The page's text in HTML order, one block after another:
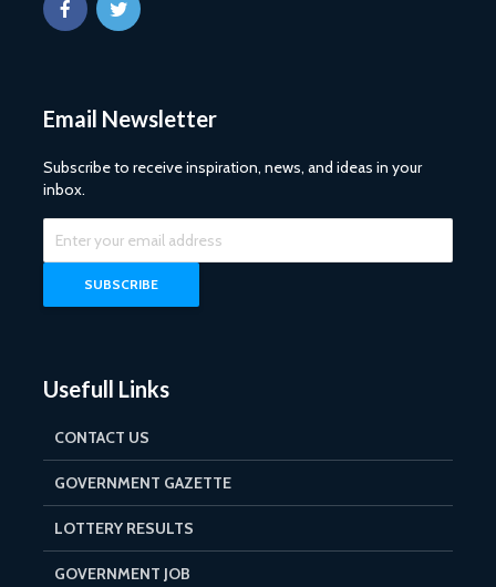
Email Newsletter
Subscribe to receive inspiration, news, and ideas in your
inbox.
Usefull Links
CONTACT US
GOVERNMENT GAZETTE
LOTTERY RESULTS
GOVERNMENT JOB